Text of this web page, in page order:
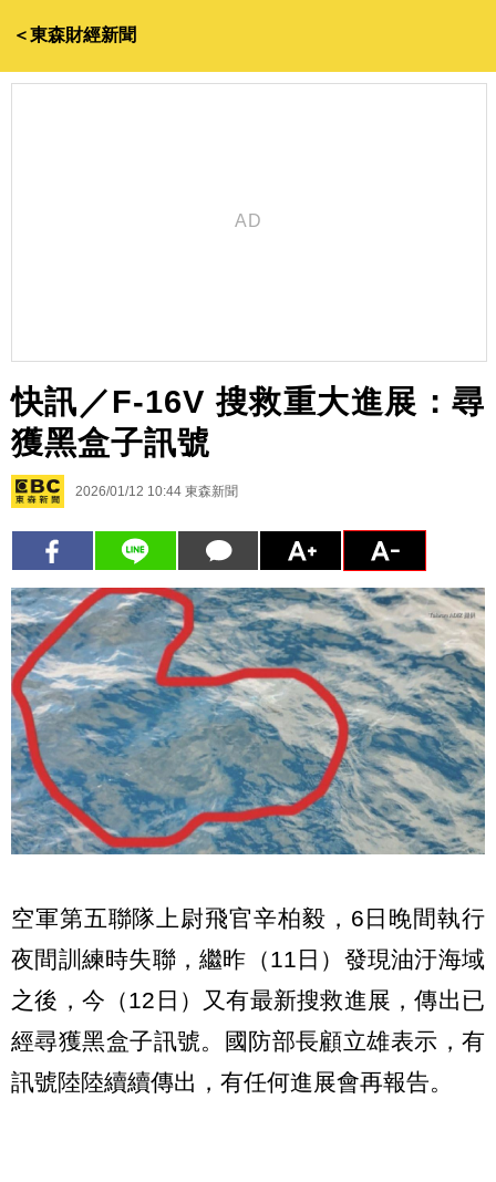
＜東森財經新聞
快訊／F-16V 搜救重大進展：尋
獲黑盒子訊號
2026/01/12 10:44 東森新聞
空軍第五聯隊上尉飛官辛柏毅，6日晚間執行
夜間訓練時失聯，繼昨（11日）發現油汙海域
之後，今（12日）又有最新搜救進展，傳出已
經尋獲黑盒子訊號。國防部長顧立雄表示，有
訊號陸陸續續傳出，有任何進展會再報告。